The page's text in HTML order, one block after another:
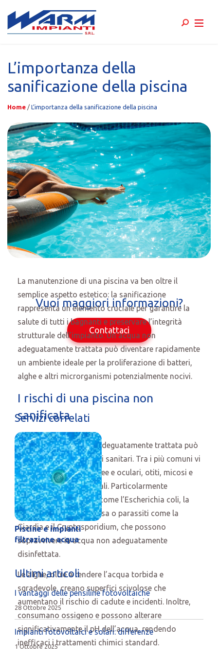
content
L’importanza della
sanificazione della piscina
Home / L’importanza della sanificazione della piscina
La manutenzione di una piscina va ben oltre il
semplice aspetto estetico: la sanificazione
rappresenta un elemento cruciale per garantire la
salute di tutti i bagnanti e preservare l’integrità
strutturale dell’impianto. Un’acqua non
adeguatamente trattata può diventare rapidamente
un ambiente ideale per la proliferazione di batteri,
alghe e altri microrganismi potenzialmente nocivi.
I rischi di una piscina non
sanificata
L’acqua di piscina non adeguatamente trattata può
causare diversi problemi sanitari. Tra i più comuni vi
sono le irritazioni cutanee e oculari, otiti, micosi e
infezioni gastrointestinali. Particolarmente
pericolosi sono batteri come l’Escherichia coli, la
Pseudomonas aeruginosa o parassiti come la
Giardia e il Cryptosporidium, che possono
sopravvivere in acqua non adeguatamente
disinfettata.
Le alghe, oltre a rendere l’acqua torbida e
sgradevole, creano superfici scivolose che
aumentano il rischio di cadute e incidenti. Inoltre,
consumano ossigeno e possono alterare
significativamente il pH dell’acqua, rendendo
inefficaci i trattamenti chimici standard.
Vuoi maggiori informazioni?
Contattaci
Servizi correlati
Piscine e impianti
filtrazione acqua
Ultimi articoli
I vantaggi delle pensiline fotovoltaiche
28 Ottobre 2025
Impianti fotovoltaici e solari: differenze
1 Ottobre 2025